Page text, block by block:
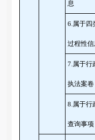
息
6.属于四
过程性信
7.属于行
执法案卷
8.属于行
查询事项